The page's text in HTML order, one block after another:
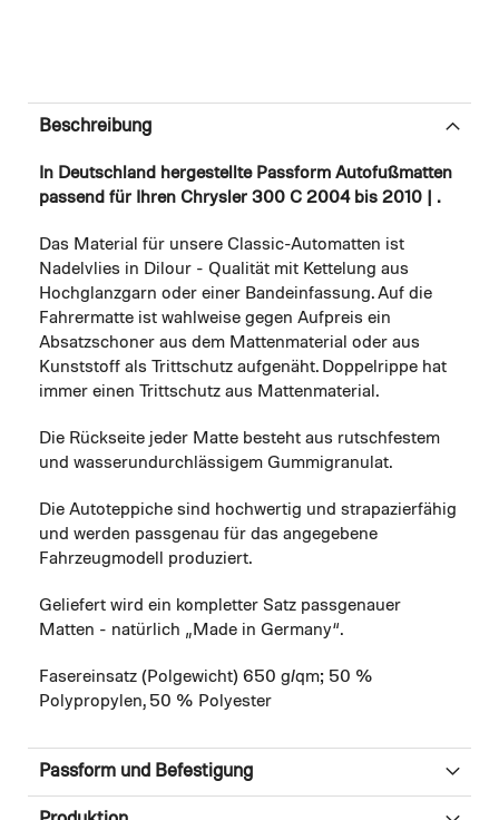
Beschreibung
In Deutschland hergestellte Passform Autofußmatten
passend für Ihren Chrysler 300 C 2004 bis 2010 | .
Das Material für unsere Classic-Automatten ist
Nadelvlies in Dilour - Qualität mit Kettelung aus
Hochglanzgarn oder einer Bandeinfassung. Auf die
Fahrermatte ist wahlweise gegen Aufpreis ein
Absatzschoner aus dem Mattenmaterial oder aus
Kunststoff als Trittschutz aufgenäht. Doppelrippe hat
immer einen Trittschutz aus Mattenmaterial.
Die Rückseite jeder Matte besteht aus rutschfestem
und wasserundurchlässigem Gummigranulat.
Die Autoteppiche sind hochwertig und strapazierfähig
und werden passgenau für das angegebene
Fahrzeugmodell produziert.
Geliefert wird ein kompletter Satz passgenauer
Matten - natürlich „Made in Germany“.
Fasereinsatz (Polgewicht) 650 g/qm; 50 %
Polypropylen, 50 % Polyester
Passform und Befestigung